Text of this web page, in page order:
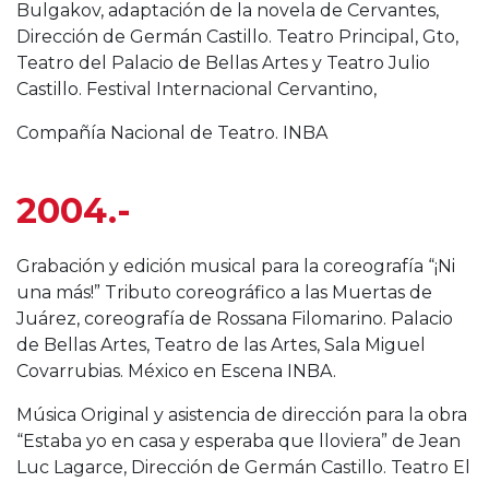
Bulgakov, adaptación de la novela de Cervantes,
Dirección de Germán Castillo. Teatro Principal, Gto,
Teatro del Palacio de Bellas Artes y Teatro Julio
Castillo. Festival Internacional Cervantino,
Compañía Nacional de Teatro. INBA
2004.-
Grabación y edición musical para la coreografía “¡Ni
una más!” Tributo coreográfico a las Muertas de
Juárez, coreografía de Rossana Filomarino. Palacio
de Bellas Artes, Teatro de las Artes, Sala Miguel
Covarrubias. México en Escena INBA.
Música Original y asistencia de dirección para la obra
“Estaba yo en casa y esperaba que lloviera” de Jean
Luc Lagarce, Dirección de Germán Castillo. Teatro El